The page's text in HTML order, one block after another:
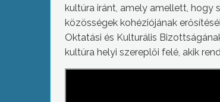
kultúra iránt, amely amellett, hogy
közösségek kohéziójának
Oktatási és Kulturális
kultúra helyi szereplői felé, akik